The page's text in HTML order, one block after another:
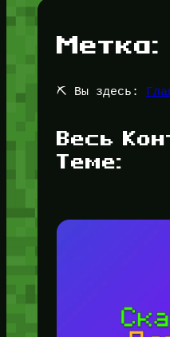
Метка:
⛏️ Вы здесь:
Весь
Теме: